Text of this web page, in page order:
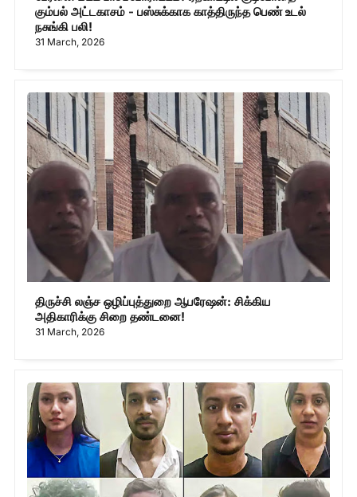
கும்பல் அட்டகாசம் - பஸ்சுக்காக காத்திருந்த பெண் உடல்
நசுங்கி பலி!
31 March, 2026
திருச்சி லஞ்ச ஒழிப்புத்துறை ஆபரேஷன்: சிக்கிய
அதிகாரிக்கு சிறை தண்டனை!
31 March, 2026